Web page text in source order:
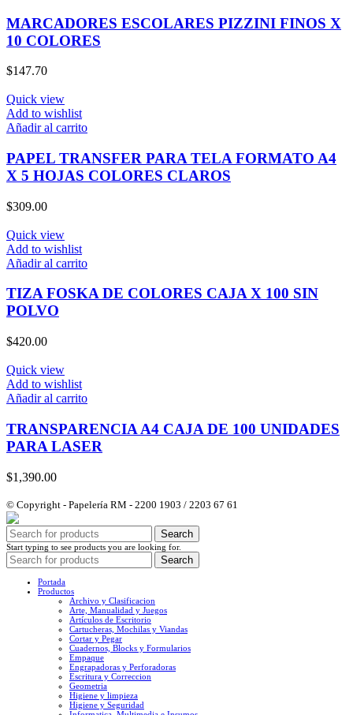
MARCADORES ESCOLARES PIZZINI FINOS X
10 COLORES
$147.70
Quick view
Add to wishlist
Añadir al carrito
PAPEL TRANSFER PARA TELA FORMATO A4
X 5 HOJAS COLORES CLAROS
$309.00
Quick view
Add to wishlist
Añadir al carrito
TIZA FOSKA DE COLORES CAJA X 100 SIN
POLVO
$420.00
Quick view
Add to wishlist
Añadir al carrito
TRANSPARENCIA A4 CAJA DE 100 UNIDADES
PARA LASER
$1,390.00
© Copyright - Papelería RM - 2200 1903 / 2203 67 61
Search
Start typing to see products you are looking for.
Search
Portada
Productos
Archivo y Clasificacion
Arte, Manualidad y Juegos
Artículos de Escritorio
Cartucheras, Mochilas y Viandas
Cortar y Pegar
Cuadernos, Blocks y Formularios
Empaque
Engrapadoras y Perforadoras
Escritura y Correccion
Geometria
Higiene y limpieza
Higiene y Seguridad